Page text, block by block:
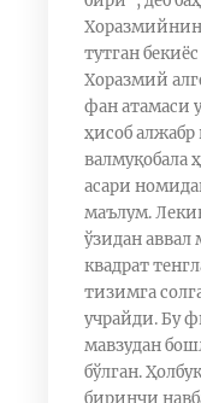
тутган
Хоразмий
фан атамаси
ҳисоб
валмуқобала
асари
маълум.
ўзидан аввал
квадрат
тизимга
учрайди. Бу
мавзудан
бўлган.
биринчи